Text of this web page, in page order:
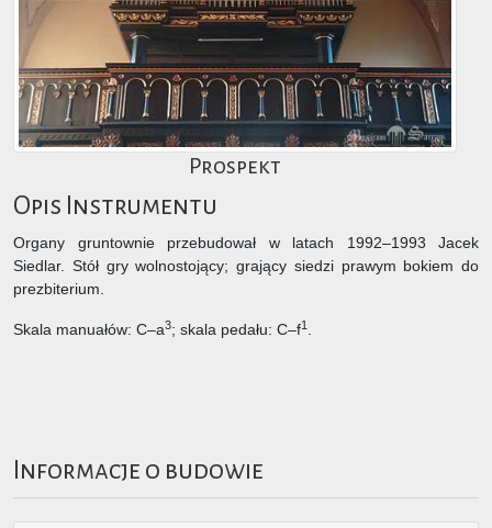
Prospekt
Opis Instrumentu
Organy gruntownie przebudował w latach 1992–1993 Jacek
Siedlar. Stół gry wolnostojący; grający siedzi prawym bokiem do
prezbiterium.
Skala manuałów: C–a3; skala pedału: C–f1
Informacje o budowie